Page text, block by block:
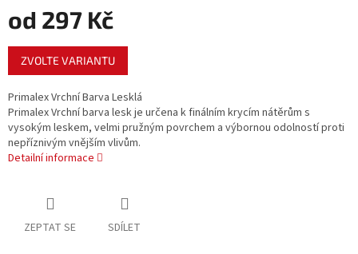
od 297 Kč
Měrná
cena:
ZVOLTE VARIANTU
Primalex Vrchní Barva Lesklá
Primalex Vrchní barva lesk je určena k finálním krycím nátěrům s
vysokým leskem, velmi pružným povrchem a výbornou odolností proti
nepříznivým vnějším vlivům.
Detailní informace
ZEPTAT SE SDÍLET